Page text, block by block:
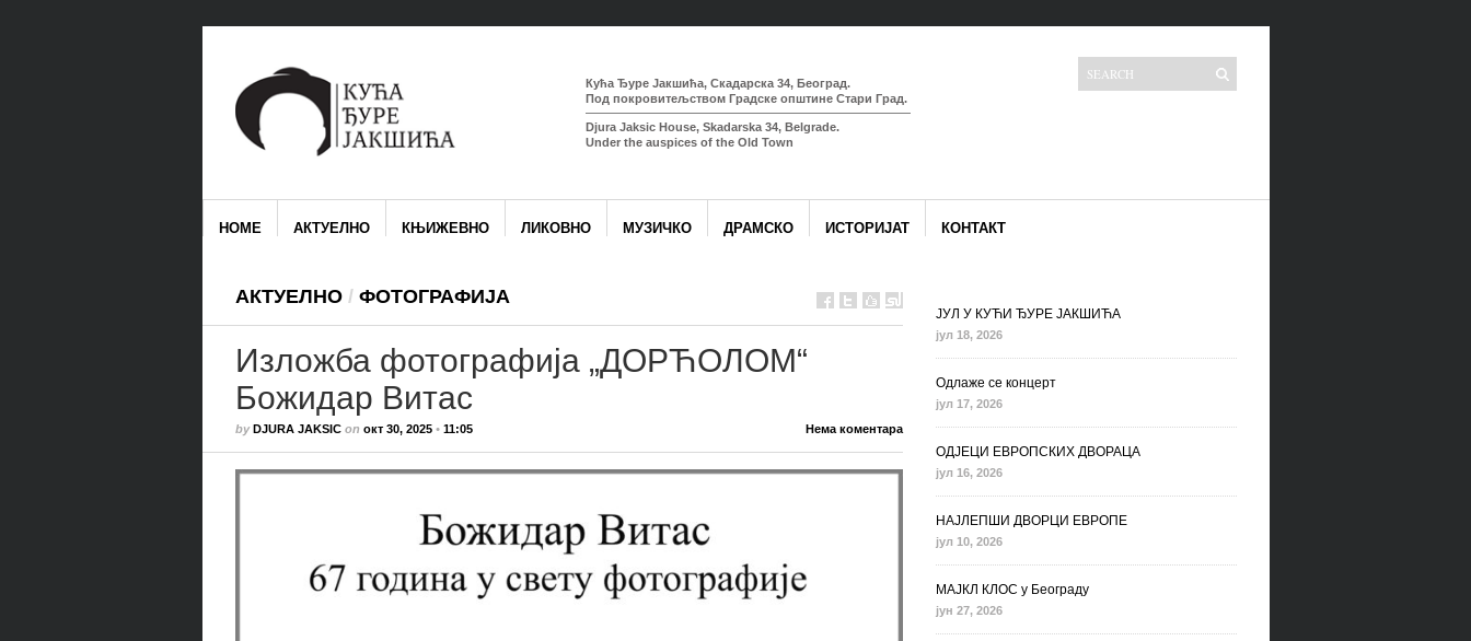
Кућа Ђуре Јакшића, Скадарска 34, Београд.
Под покровитељством Градске општине Стари Град.
Djura Jaksic House, Skadarska 34, Belgrade.
Under the auspices of the Old Town
HOME АКТУЕЛНО КЊИЖЕВНО ЛИКОВНО МУЗИЧКО ДРАМСКО ИСТОРИЈАТ КОНТАКТ
АКТУЕЛНО / ФОТОГРАФИЈА
Изложба фотографија „ДОРЋОЛОМ“
Божидар Витас
byDJURA JAKSICon окт 30, 2025• 11:05 Нема коментара
ЈУЛ У КУЋИ ЂУРЕ ЈАКШИЋА
јул 18, 2026
Одлаже се концерт
јул 17, 2026
ОДЈЕЦИ ЕВРОПСКИХ ДВОРАЦА
јул 16, 2026
НАЈЛЕПШИ ДВОРЦИ ЕВРОПЕ
јул 10, 2026
МАЈКЛ КЛОС у Београду
јун 27, 2026